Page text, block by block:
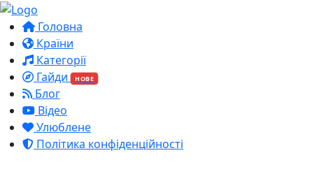
Головна
Країни
Категорії
Гайди
НОВЕ
Блог
Відео
Улюблене
Політика конфіденційності